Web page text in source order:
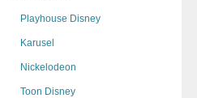
Playhouse Disney
Karusel
Nickelodeon
Toon Disney